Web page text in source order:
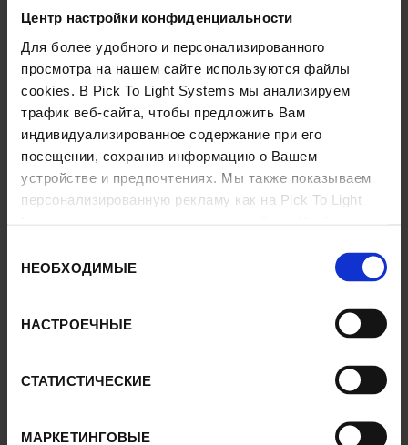
Центр настройки конфиденциальности
Для более удобного и персонализированного
просмотра на нашем сайте используются файлы
cookies. В Pick To Light Systems мы анализируем
трафик веб-сайта, чтобы предложить Вам
индивидуализированное содержание при его
посещении, сохранив информацию о Вашем
устройстве и предпочтениях. Мы также показываем
персонализированную рекламу как на Pick To Light
cookies, кроме функциональных, нажмите «Изменить
согласия
НЕОБХОДИМЫЕ
НАСТРОЕЧНЫЕ
СТАТИСТИЧЕСКИЕ
МАРКЕТИНГОВЫЕ
Наши решения разработаны для быстрой комплектации
заказов и предотвращения ошибок обслуживания.
Внедрение системыРick to Light приводит к росту
производительности и встречает превосходный прием у
пользователей.
информационными системами (SGA или ERP) проста и не
КЛИЕНТЫ: PMO LOG